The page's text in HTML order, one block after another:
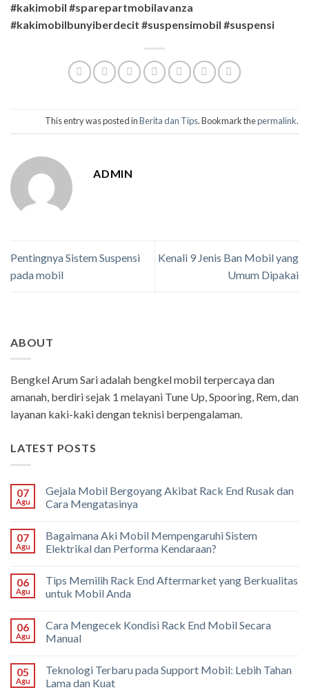
ABOUT
Bengkel Arum Sari adalah bengkel mobil terpercaya dan
amanah, berdiri sejak 1 melayani Tune Up, Spooring, Rem, dan
layanan kaki-kaki dengan teknisi berpengalaman.
LATEST POSTS
07
Agu
Gejala Mobil Bergoyang Akibat Rack End Rusak dan
Cara Mengatasinya
07
Agu
Bagaimana Aki Mobil Mempengaruhi Sistem
Elektrikal dan Performa Kendaraan?
06
Agu
Tips Memilih Rack End Aftermarket yang Berkualitas
untuk Mobil Anda
06
Agu
Cara Mengecek Kondisi Rack End Mobil Secara
Manual
05
Agu
Teknologi Terbaru pada Support Mobil: Lebih Tahan
Lama dan Kuat
#kakimobil #sparepartmobilavanza
#kakimobilbunyiberdecit #suspensimobil #suspensi
This entry was posted inBerita dan Tips. Bookmark thepermalink.
ADMIN
Pentingnya Sistem Suspensi
pada mobil
Kenali 9 Jenis Ban Mobil yang
Umum Dipakai